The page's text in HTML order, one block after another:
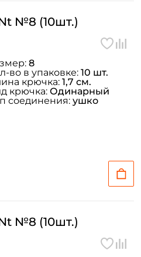
№8 (10шт.)
8
во в упаковке: 10 шт.
крючка: 1,7 см.
крючка: Одинарный
соединения: ушко
№8 (10шт.)